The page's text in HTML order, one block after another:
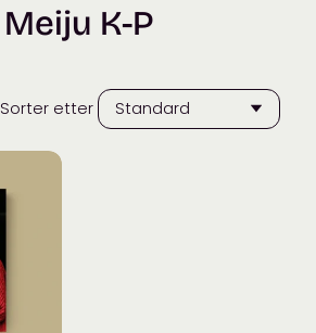
Meiju K-P
Sorter etter